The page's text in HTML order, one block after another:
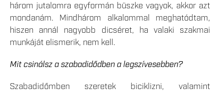
három jutalomra egyformán büszke vagyok, akkor azt
mondanám. Mindhárom alkalommal meghatódtam,
hiszen annál nagyobb dicséret, ha valaki szakmai
munkáját elismerik, nem kell.
Mit csinálsz a szabadidődben a legszívesebben?
Szabadidőmben szeretek biciklizni, valamint